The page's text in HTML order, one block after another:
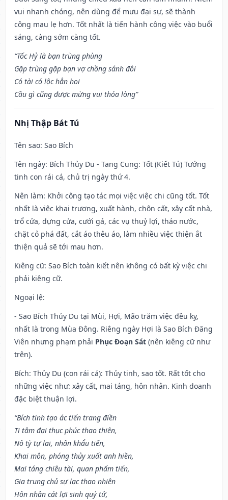
vui nhanh chóng, nên dùng để mưu đại sự, sẽ thành
công mau lẹ hơn. Tốt nhất là tiến hành công việc vào buổi
sáng, càng sớm càng tốt.
“Tốc Hỷ là bạn trùng phùng
Gặp trùng gặp bạn vợ chồng sánh đôi
Có tài có lộc hẳn hoi
Cầu gì cũng được mừng vui thỏa lòng”
Nhị Thập Bát Tú
Tên sao: Sao Bích
Tên ngày: Bích Thủy Du - Tang Cung: Tốt (Kiết Tú) Tướng
tinh con rái cá, chủ trị ngày thứ 4.
Nên làm: Khởi công tạo tác mọi việc việc chi cũng tốt. Tốt
nhất là việc khai trương, xuất hành, chôn cất, xây cất nhà,
trổ cửa, dựng cửa, cưới gả, các vụ thuỷ lợi, tháo nước,
chặt cỏ phá đất, cắt áo thêu áo, làm nhiều việc thiện ắt
thiện quả sẽ tới mau hơn.
Kiêng cữ: Sao Bích toàn kiết nên không có bất kỳ việc chi
phải kiêng cữ.
Ngoại lệ:
- Sao Bích Thủy Du tại Mùi, Hợi, Mão trăm việc đều kỵ,
nhất là trong Mùa Đông. Riêng ngày Hợi là Sao Bích Đăng
Viên nhưng phạm phải Phục Đoạn Sát (nên kiêng cữ như
trên).
Bích: Thủy Du (con rái cá): Thủy tinh, sao tốt. Rất tốt cho
những việc như: xây cất, mai táng, hôn nhân. Kinh doanh
đặc biệt thuận lợi.
“Bích tinh tạo ác tiến trang điền
Ti tâm đại thục phúc thao thiên,
Nô tỳ tự lai, nhân khẩu tiến,
Khai môn, phóng thủy xuất anh hiền,
Mai táng chiêu tài, quan phẩm tiến,
Gia trung chủ sự lạc thao nhiên
Hôn nhân cát lợi sinh quý tử,